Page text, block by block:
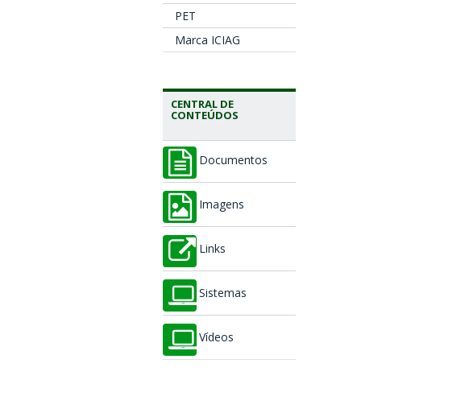
PET
Marca ICIAG
CENTRAL DE
CONTEÚDOS
Documentos
Imagens
Links
Sistemas
Vídeos